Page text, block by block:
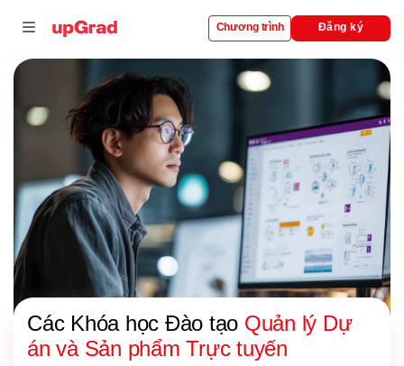
quyền
Chương trình Đăng ký
Các Khóa học Đào tạo Quản lý Dự
án và Sản phẩm Trực tuyến